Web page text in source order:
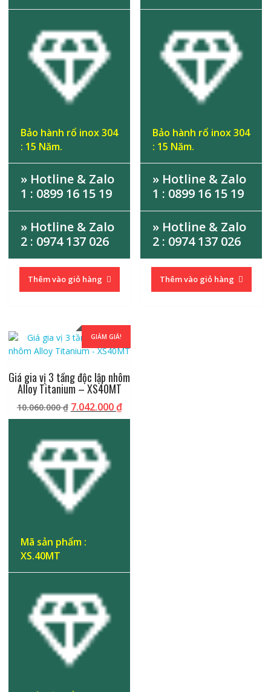
Bảo hành rổ inox 304
: 15 Năm.
» Hotline & Zalo
1 : 0899 16 15 19
» Hotline & Zalo
2 : 0974 137 026
Thêm vào giỏ hàng
Bảo hành rổ inox 304
: 15 Năm.
» Hotline & Zalo
1 : 0899 16 15 19
» Hotline & Zalo
2 : 0974 137 026
Thêm vào giỏ hàng
GIẢM GIÁ!
Giá gia vị 3 tầng độc lập nhôm
Alloy Titanium – XS40MT
10.060.000₫ Giá
gốc
10.060.000 ₫.
7.042.000₫Giá
hiện
Mã sản phẩm :
XS.40MT